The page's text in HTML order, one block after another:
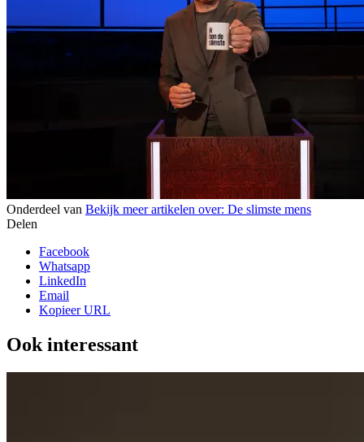
Onderdeel van Bekijk meer artikelen over: De slimste mens
Delen
Facebook
Whatsapp
LinkedIn
Email
Kopieer URL
Ook interessant